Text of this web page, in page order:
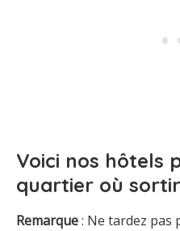
Voici nos hôtels
quartier où
Remarque: Ne tardez pas